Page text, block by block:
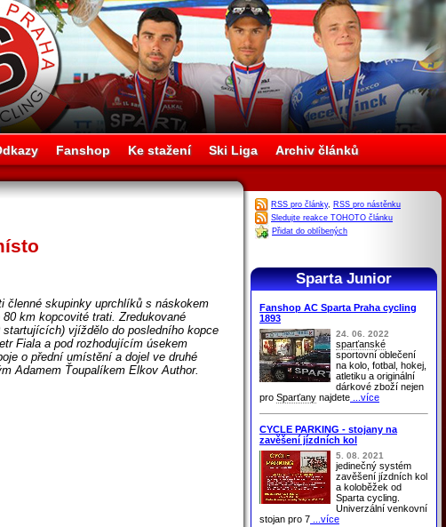
Fanshop Ke stažení Ski Liga Archiv článků
členné skupinky uprchlíků s náskokem
km kopcovité trati. Zredukované
vjíždělo do posledního kopce
Fiala a pod rozhodujícím úsekem
o přední umístění a dojel ve druhé
Adamem Ťoupalíkem Elkov Author.
RSS pro články, RSS pro nástěnku
Sledujte reakce TOHOTO článku
Přidat do oblíbených
Sparta Junior
Fanshop AC Sparta Praha cycling
1893
24. 06. 2022
sparťanské
sportovní oblečení
na kolo, fotbal, hokej,
atletiku a originální
dárkové zboží nejen
pro Sparťany najdete ...více
CYCLE PARKING - stojany na
zavěšení jízdních kol
5. 08. 2021
jedinečný systém
zavěšení jízdních kol
a koloběžek od
Sparta cycling.
Univerzální venkovní
stojan pro 7 ...více